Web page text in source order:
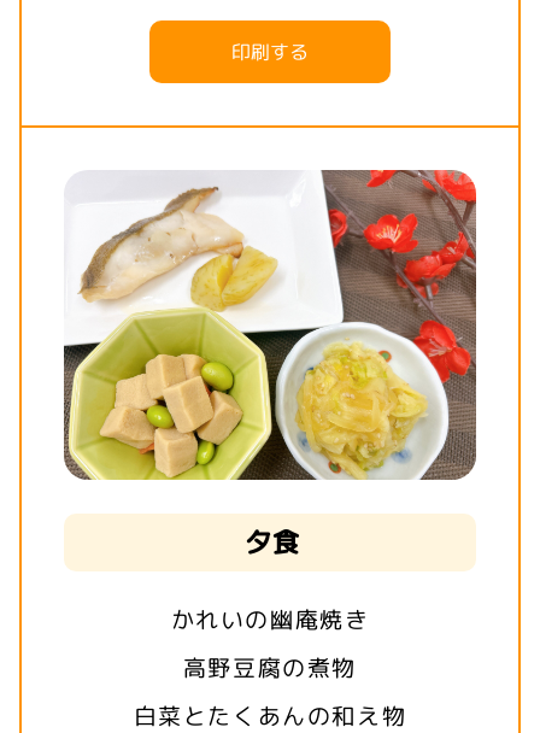
印刷する
夕食
かれいの幽庵焼き
高野豆腐の煮物
白菜とたくあんの和え物